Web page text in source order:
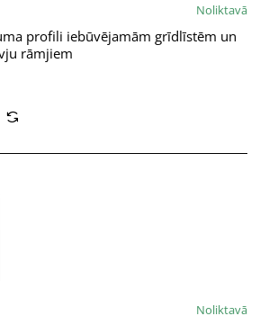
Noliktavā
profili iebūvējamām grīdlīstēm un
rāmjiem
Noliktavā